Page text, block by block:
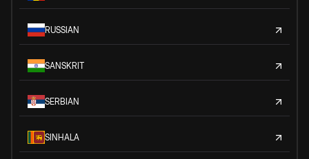
RUSSIAN
SANSKRIT
SERBIAN
SINHALA